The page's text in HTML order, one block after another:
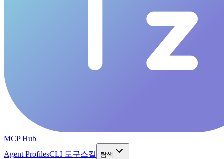
MCP Hub
Agent ProfilesCLI 도구스킬 탐색